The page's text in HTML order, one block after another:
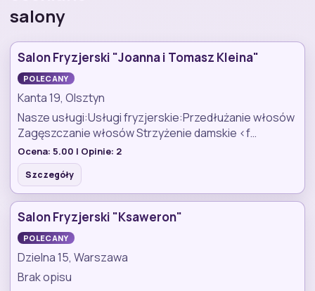
salony
Salon Fryzjerski "Joanna i Tomasz Kleina"
POLECANY
Kanta 19, Olsztyn
Nasze usługi:Usługi fryzjerskie:Przedłużanie włosów
Zagęszczanie włosów Strzyżenie damskie <f…
Ocena: 5.00 | Opinie: 2
Szczegóły
Salon Fryzjerski "Ksaweron"
POLECANY
Dzielna 15, Warszawa
Brak opisu